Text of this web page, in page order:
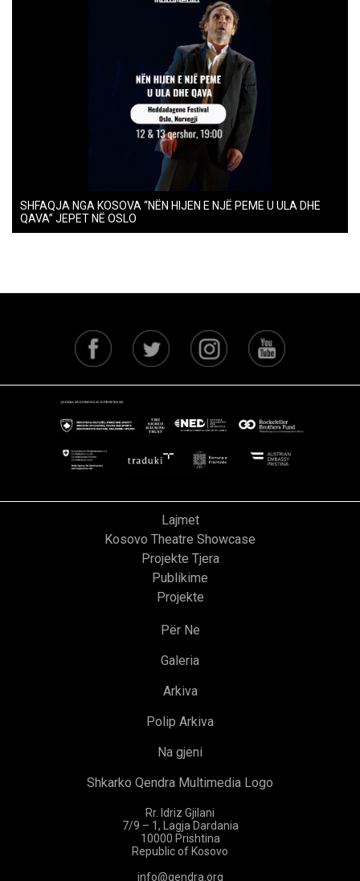
SHFAQJA NGA KOSOVA “NËN HIJEN E NJË PEME U ULA DHE
QAVA” JEPET NË OSLO
Lajmet
Kosovo Theatre Showcase
Projekte Tjera
Publikime
Projekte
Për Ne
Galeria
Arkiva
Polip Arkiva
Na gjeni
Shkarko Qendra Multimedia Logo
Rr. Idriz Gjilani
7/9 – 1, Lagja Dardania
10000 Prishtina
Republic of Kosovo
info@qendra.org